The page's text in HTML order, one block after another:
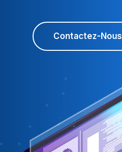
Contactez-Nous